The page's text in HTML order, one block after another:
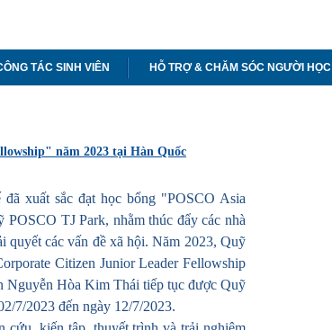
TÁC SINH VIÊN HỖ TRỢ & CHĂM SÓC NGƯỜI HỌC
năm 2023 tại Hàn Quốc
xuất sắc đạt học bổng "POSCO Asia
TJ Park, nhằm thúc đẩy các nhà
quyết các vấn đề xã hội. Năm 2023, Quỹ
Citizen Junior Leader Fellowship
Nguyễn Hòa Kim Thái tiếp tục được Quỹ
7/2023 đến ngày 12/7/2023.